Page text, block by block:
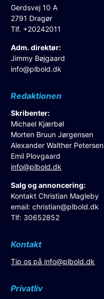
Gerdsvej 10 A
2791 Dragør
Tlf. +20242011
Adm. direktør:
Jimmy Bøjgaard
info@plbold.dk
Redaktionen
Skribenter:
Michael Kjærbøl
Morten Bruun Jørgensen
Alexander Walther Petersen
Emil Plovgaard
info@plbold.dk
Salg og annoncering:
Kontakt Christian Magleby
email:christian@plbold.dk
Tlf: 30652852
Kontakt
Tip os på info@plbold.dk
Privatliv